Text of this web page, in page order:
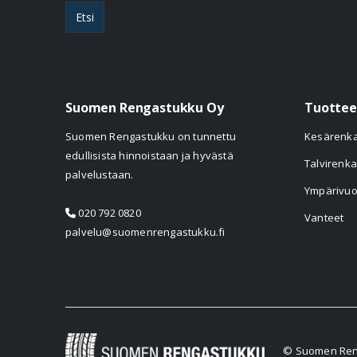
Etsi
Suomen Rengastukku Oy
Suomen Rengastukku on tunnettu
edullisista hinnoistaan ja hyvästä
palvelustaan.
020 792 0820
palvelu@suomenrengastukku.fi
Vanteet
© Suomen